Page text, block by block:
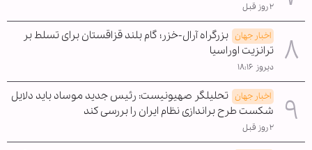
۲ روز قبل
اخبار جهان بزرگراه آرال-خزر؛ گام بلند قزاقستان برای تسلط بر
ترانزیت اوراسیا
دیروز ۱۸:۱۶
اخبار جهان تحلیلگر صهیونیست: رئیس جدید موساد باید دلایل
شکست طرح براندازی نظام ایران را بررسی کند
۲ روز قبل